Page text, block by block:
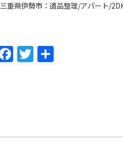
三重県伊勢市：遺品整理/アパート/
F
o
T